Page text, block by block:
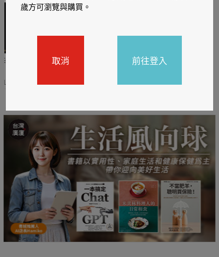
閱讀有禮，TCL平板送觸
TCL數位筆記本送月讀包1
歲方可瀏覽與購買。
取消 前往登入